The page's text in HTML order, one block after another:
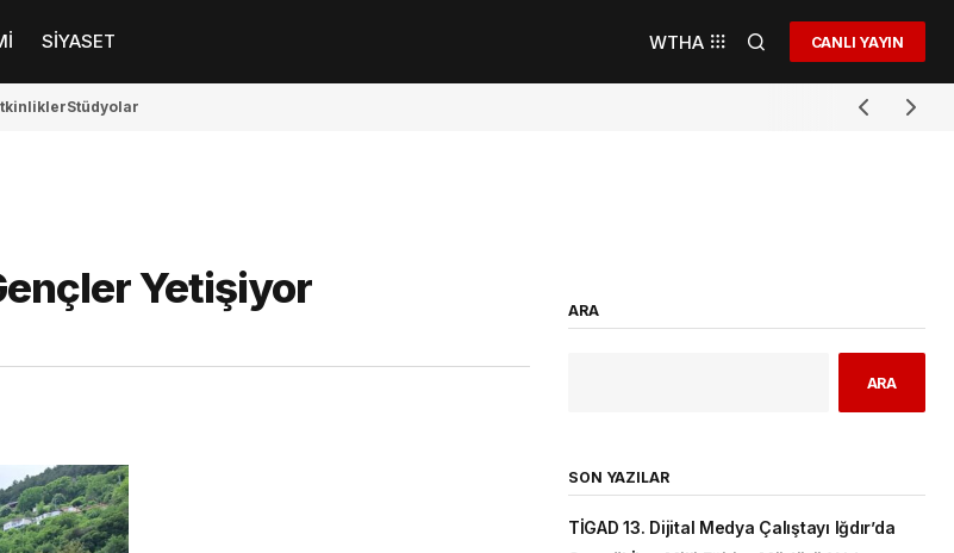
SİYASET WTHA CANLI YAYIN
Stüdyolar
Yetişiyor ARA
ARA
SON YAZILAR
TİGAD 13. Dijital Medya Çalıştayı Iğdır’da